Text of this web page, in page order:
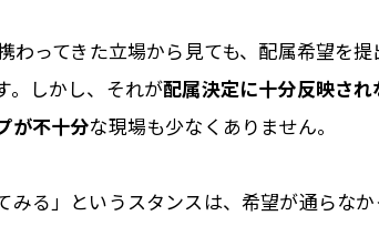
わってきた立場から見ても、配属希望を
。しかし、それが配属決定に十分反映さ
が不十分な現場も少なくありません。
みる」というスタンスは、希望が通らな